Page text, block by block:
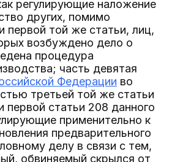
регулирующие наложение
других, помимо
первой той же статьи, лиц,
возбуждено дело о
процедура
часть девятая
Федерации во
третьей той же статьи
первой статьи 208 данного
применительно к
предварительного
делу в связи с тем,
обвиняемый скрылся от